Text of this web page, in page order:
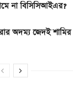
না বিসিসিআইএর?
অদম্য জেদই শামির